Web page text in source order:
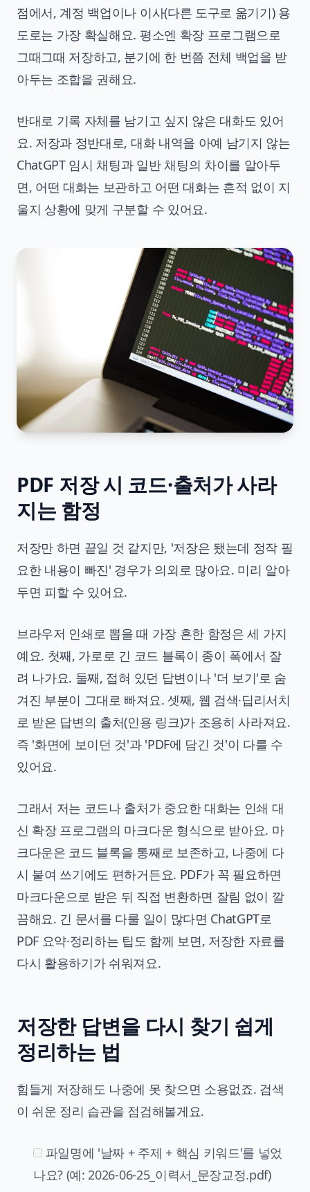
점에서, 계정 백업이나 이사(다른 도구로 옮기기) 용
도로는 가장 확실해요. 평소엔 확장 프로그램으로
그때그때 저장하고, 분기에 한 번쯤 전체 백업을 받
아두는 조합을 권해요.
반대로 기록 자체를 남기고 싶지 않은 대화도 있어
요. 저장과 정반대로, 대화 내역을 아예 남기지 않는
ChatGPT 임시 채팅과 일반 채팅의 차이를 알아두
면, 어떤 대화는 보관하고 어떤 대화는 흔적 없이 지
울지 상황에 맞게 구분할 수 있어요.
PDF 저장 시 코드·출처가 사라
지는 함정
저장만 하면 끝일 것 같지만, '저장은 됐는데 정작 필
요한 내용이 빠진' 경우가 의외로 많아요. 미리 알아
두면 피할 수 있어요.
브라우저 인쇄로 뽑을 때 가장 흔한 함정은 세 가지
예요. 첫째, 가로로 긴 코드 블록이 종이 폭에서 잘
려 나가요. 둘째, 접혀 있던 답변이나 '더 보기'로 숨
겨진 부분이 그대로 빠져요. 셋째, 웹 검색·딥리서치
로 받은 답변의 출처(인용 링크)가 조용히 사라져요.
즉 '화면에 보이던 것'과 'PDF에 담긴 것'이 다를 수
있어요.
그래서 저는 코드나 출처가 중요한 대화는 인쇄 대
신 확장 프로그램의 마크다운 형식으로 받아요. 마
크다운은 코드 블록을 통째로 보존하고, 나중에 다
시 붙여 쓰기에도 편하거든요. PDF가 꼭 필요하면
마크다운으로 받은 뒤 직접 변환하면 잘림 없이 깔
끔해요. 긴 문서를 다룰 일이 많다면 ChatGPT로
PDF 요약·정리하는 팁도 함께 보면, 저장한 자료를
다시 활용하기가 쉬워져요.
저장한 답변을 다시 찾기 쉽게
정리하는 법
힘들게 저장해도 나중에 못 찾으면 소용없죠. 검색
이 쉬운 정리 습관을 점검해볼게요.
파일명에 '날짜 + 주제 + 핵심 키워드'를 넣었
나요? (예: 2026-06-25_이력서_문장교정.pdf)